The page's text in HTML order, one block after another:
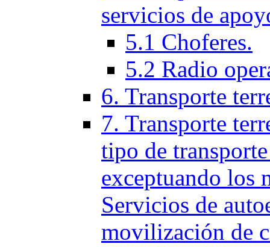
servicios de
5.1 Choferes.
5.2 Radio
6. Transporte
7. Transporte
tipo de
exceptuando los
Servicios de
movilización de